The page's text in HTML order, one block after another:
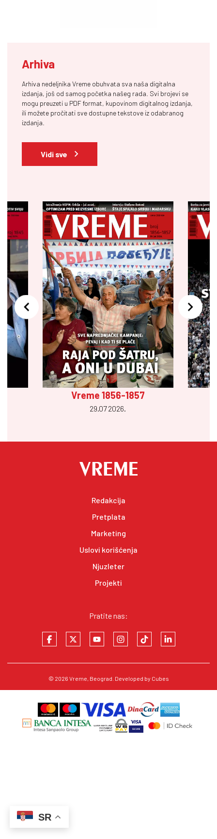
Arhiva
Arhiva nedeljnika Vreme obuhvata sva naša digitalna
izdanja, još od samog početka našeg rada. Svi brojevi se
mogu preuzeti u PDF format, kupovinom digitalnog izdanja,
ili možete pročitati sve dostupne tekstove iz odabranog
izdanja.
Vidi sve
Vreme 1856-1857
29.07 2026.
Redakcija
Pretplata
Marketing
Uslovi korišćenja
Njuzleter
Projekti
Pratite nas:
© 2026 Vreme, Beograd. Developed by Cubes
SR